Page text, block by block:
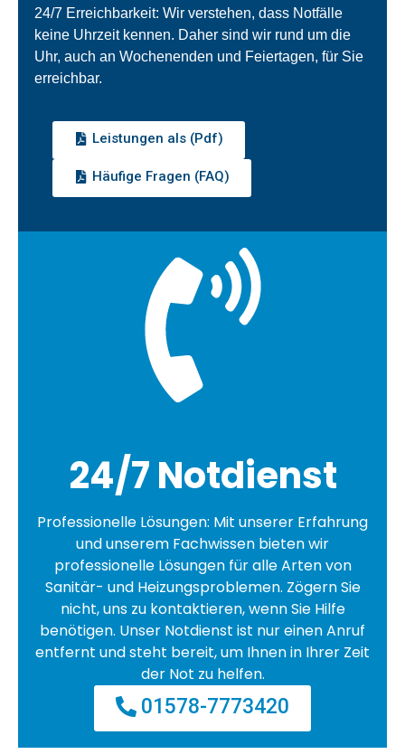
24/7 Erreichbarkeit: Wir verstehen, dass Notfälle
keine Uhrzeit kennen. Daher sind wir rund um die
Uhr, auch an Wochenenden und Feiertagen, für Sie
erreichbar.
Leistungen als (Pdf)
Häufige Fragen (FAQ)
24/7 Notdienst
Professionelle Lösungen: Mit unserer Erfahrung
und unserem Fachwissen bieten wir
professionelle Lösungen für alle Arten von
Sanitär- und Heizungsproblemen. Zögern Sie
nicht, uns zu kontaktieren, wenn Sie Hilfe
benötigen. Unser Notdienst ist nur einen Anruf
entfernt und steht bereit, um Ihnen in Ihrer Zeit
der Not zu helfen.
01578-7773420